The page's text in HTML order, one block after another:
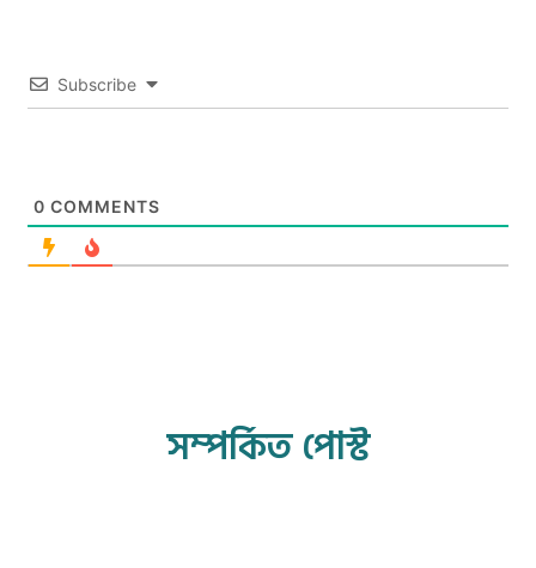
Subscribe
0 COMMENTS
সম্পর্কিত পোস্ট